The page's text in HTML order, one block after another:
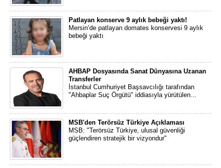
Patlayan konserve 9 aylık bebeği yaktı!
Mersin’de patlayan domates konservesi 9 aylık
bebeği yaktı
AHBAP Dosyasında Sanat Dünyasına Uzanan
Transferler
İstanbul Cumhuriyet Başsavcılığı tarafından
"Ahbaplar Suç Örgütü" iddiasıyla yürütülen...
MSB'den Terörsüz Türkiye Açıklaması
MSB: "Terörsüz Türkiye, ulusal güvenliği
güçlendiren stratejik bir vizyondur"